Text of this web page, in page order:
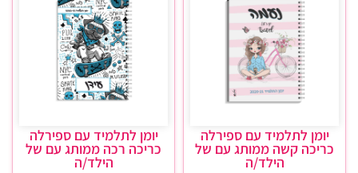
יומן לתלמיד עם ספירלה
כריכה קשה ממותג עם של
הילד/ה
יומן לתלמיד עם ספירלה
כריכה רכה ממותג עם של
הילד/ה